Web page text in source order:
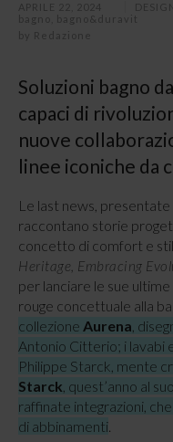
APRILE 22, 2024
bagno
bagno&duravit
Redazione
Soluzioni bagno
capaci di
nuove
linee iconiche da
Le last news,
raccontano storie
concetto di comfort e
Heritage, Embracing
per lanciare le sue
rouge concettuale alla
collezione Aurena ,
Antonio Citterio; i lavabi
Philippe Starck, mente
Starck , quest’anno al
raffinate integrazioni,
di abbinamenti